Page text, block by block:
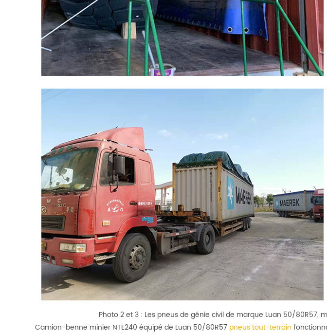
Photo 2 et 3 : Les pneus de génie civil de marque Luan 50/80R57,
Camion-benne minier NTE240 équipé de Luan 50/80R57 pneus tout-terrain